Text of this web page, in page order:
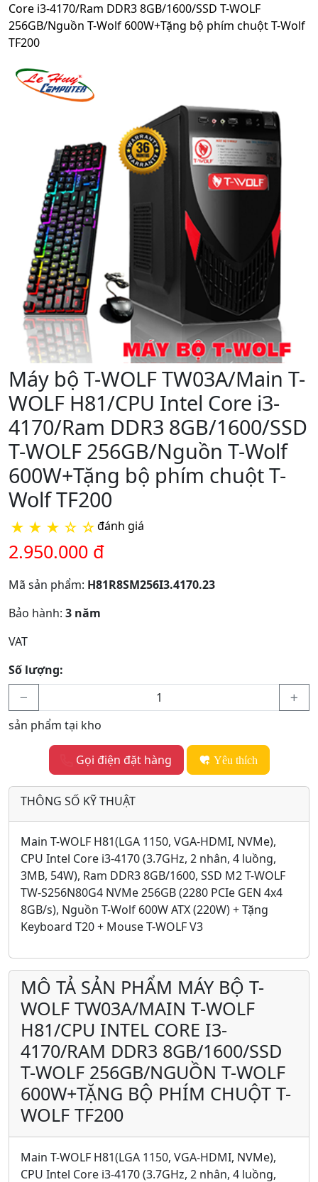
Core i3-4170/Ram DDR3 8GB/1600/SSD T-WOLF
256GB/Nguồn T-Wolf 600W+Tặng bộ phím chuột T-Wolf
TF200
Máy bộ T-WOLF TW03A/Main T-
WOLF H81/CPU Intel Core i3-
4170/Ram DDR3 8GB/1600/SSD
T-WOLF 256GB/Nguồn T-Wolf
600W+Tặng bộ phím chuột T-
Wolf TF200
★ ★ ★ ☆ ☆đánh giá
2.950.000 đ
Mã sản phẩm: H81R8SM256I3.4170.23
Bảo hành: 3 năm
VAT
Số lượng:
sản phẩm tại kho
Gọi điện đặt hàng Yêu thích
THÔNG SỐ KỸ THUẬT
Main T-WOLF H81(LGA 1150, VGA-HDMI, NVMe),
CPU Intel Core i3-4170 (3.7GHz, 2 nhân, 4 luồng,
3MB, 54W), Ram DDR3 8GB/1600, SSD M2 T-WOLF
TW-S256N80G4 NVMe 256GB (2280 PCIe GEN 4x4
8GB/s), Nguồn T-Wolf 600W ATX (220W) + Tặng
Keyboard T20 + Mouse T-WOLF V3
MÔ TẢ SẢN PHẨM MÁY BỘ T-
WOLF TW03A/MAIN T-WOLF
H81/CPU INTEL CORE I3-
4170/RAM DDR3 8GB/1600/SSD
T-WOLF 256GB/NGUỒN T-WOLF
600W+TẶNG BỘ PHÍM CHUỘT T-
WOLF TF200
Main T-WOLF H81(LGA 1150, VGA-HDMI, NVMe),
CPU Intel Core i3-4170 (3.7GHz, 2 nhân, 4 luồng,